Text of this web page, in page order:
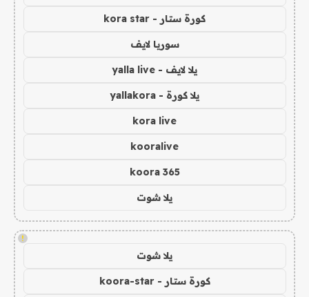
كورة ستار - kora star
سوريا لايف
يلا لايف - yalla live
يلا كورة - yallakora
kora live
kooralive
koora 365
يلا شوت
!
يلا شوت
كورة ستار - koora-star